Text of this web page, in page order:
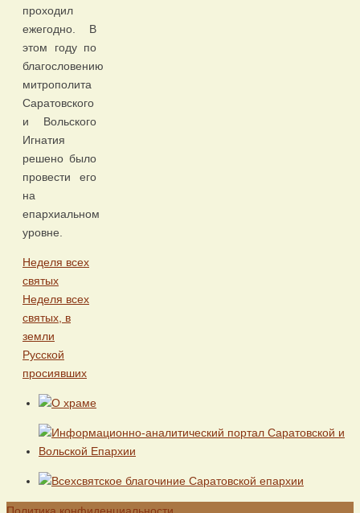
проходил
ежегодно. В
этом году по
благословению
митрополита
Саратовского
и Вольского
Игнатия
решено было
провести его
на
епархиальном
уровне.
Неделя всех
святых
Неделя всех
святых, в
земли
Русской
просиявших